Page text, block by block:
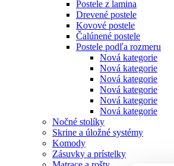
Postele z lamina
Drevené postele
Kovové postele
Čalúnené postele
Postele podľa rozmeru
Nová kategorie
Nová kategorie
Nová kategorie
Nová kategorie
Nová kategorie
Nová kategorie
Nočné stolíky
Skrine a úložné systémy
Komody
Zásuvky a prístelky